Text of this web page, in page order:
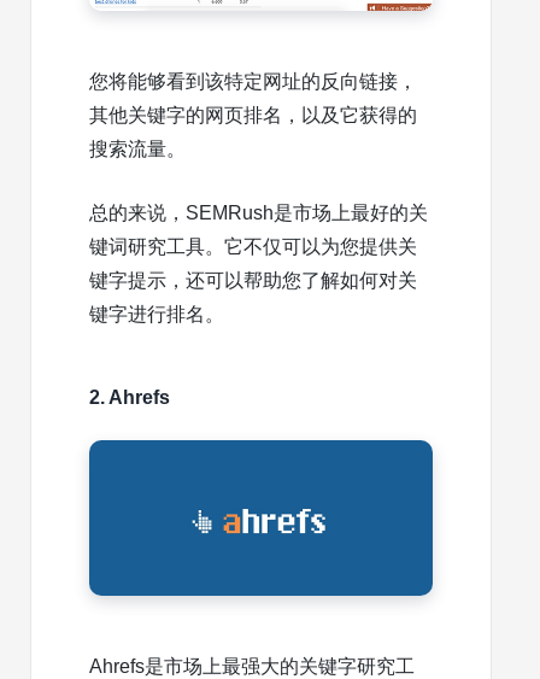
您将能够看到该特定网址的反向链接，
其他关键字的网页排名，以及它获得的
搜索流量。
总的来说，SEMRush是市场上最好的关
键词研究工具。它不仅可以为您提供关
键字提示，还可以帮助您了解如何对关
键字进行排名。
2. Ahrefs
Ahrefs是市场上最强大的关键字研究工